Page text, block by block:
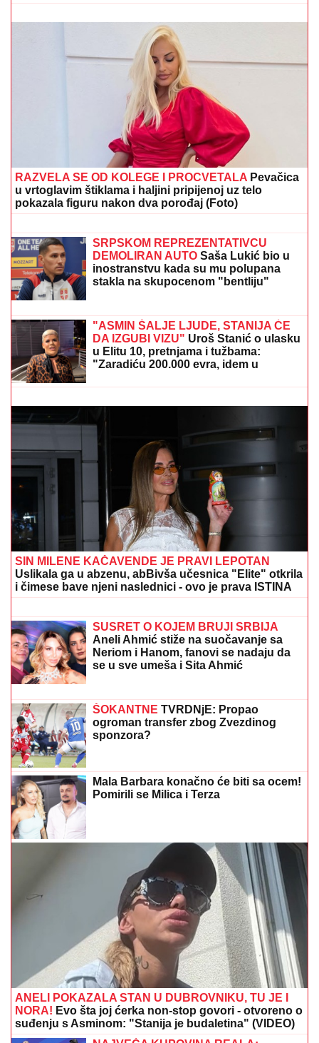
"DEVOJKA JE RADNICA U NJEGOVOJ FIRMI, PRAVI
Jovana Jeremić neće više da ćuti,
progovorila o Draganu Stankoviću i veridbi:
"Poklanjam mu titulu bivšeg dečka JJ"
"UZNEMIREN SAM, BRAT MI JE
OKRUŽEN POŽARIMA"Darko
Tanasijević očajan zbog loše situacije
EVAKUISANI", otkrio koje informacije
ima
OVO JE TRAGIČNA PRIČA KOJA SE
KRIJE IZA PESME "IVANOVA
KORITA" Merima Njegomir tražila
RAZVELA SE OD KOLEGE I PROCVETALAPevačica
u vrtoglavim štiklama i haljini pripijenoj uz telo
pokazala figuru nakon dva porođaj (Foto)
IMALA JE 47 SINOVA I SAMO JEDNU
ĆERKU:Evo zbog čega je Esma
Redžepova usvajala samo dečake,
pred smrt donela neočekivanu odluku
SRPSKOM REPREZENTATIVCU
inostranstvu kada su mu polupana
stakla na skupocenom "bentliju"
UGINULO 35ŽIVOTINjA U NAJGORIM MUKAMA:
Držali ih bez hrane i vode - podignuta optužnica
"ASMIN ŠALJE LJUDE, STANIJA ĆE
DA IZGUBI VIZU"
Uroš Stanić o ulasku
u Elitu 10, pretnjama i tužbama:
"Zaradiću 200.000 evra, idem u
američku ambasadu"
GORI INSTAGRAM!Nataša Bekvalac
BRUTALNO zapušila usta
dušebrižnicima: Progovorila o
RAZVODIMA, uvredama na račun
izgleda, pa otkrila ŠOK DETALJE